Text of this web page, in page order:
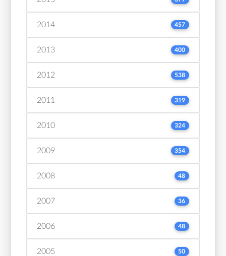
2014 457
2013 400
2012 538
2011 319
2010 324
2009 354
2008 48
2007 36
2006 48
2005 50